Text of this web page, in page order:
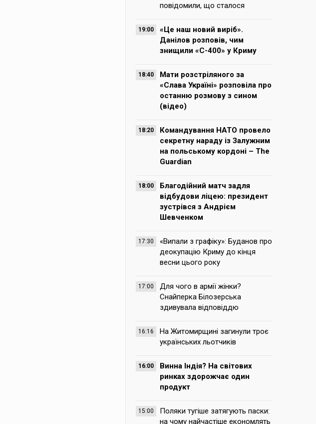
повідомили, що сталося
19:00
«Це наш новий виріб».
Данілов розповів, чим
знищили «С-400» у Криму
18:40
Мати розстріляного за
«Слава Україні» розповіла про
останню розмову з сином
(відео)
18:20
Командування НАТО провело
секретну нараду із Залужним
на польському кордоні – The
Guardian
18:00
Благодійний матч задля
відбудови ліцею: президент
зустрівся з Андрієм
Шевченком
17:30
«Випали з графіку»: Буданов про
деокупацію Криму до кінця
весни цього року
17:00
Для чого в армії жінки?
Снайперка Білозерська
здивувала відповіддю
16:16
На Житомирщині загинули троє
українських льотчиків
16:00
Винна Індія? На світових
ринках здорожчає один
продукт
15:00
Поляки тугіше затягують паски:
на чому найчастіше економлять